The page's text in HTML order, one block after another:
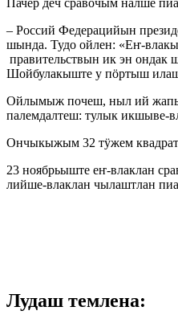
Пачер деч сравочым налше
– Россий Федерацийын
шында. Тудо ойлен: «Еҥ-
правительствын ик эн
Шойбулакыште у пӧртыш
Ойлымыж почеш, ныл ий
палемдалтеш: тулык икшыве-
Ончыкыжым 32 тӱжем
23 ноябрьыште еҥ-влаклан
лийше-влаклан чылаштлан
Лудаш темлена: